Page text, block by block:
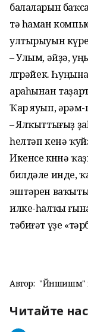
балаларын
тә һаман
ултырыуын
– Улым, әйҙә,
өлгөрәйек.
араһынан
Ҡар яуып, әрәм-
– Ялҡыттығыҙ
һелтәп кенә
Икенсе көнөнә
билдәле инде,
эштәрен
илке-һалҡы
тәбиғәт үҙе
Автор: "Йәншишмә"
Читайте нас